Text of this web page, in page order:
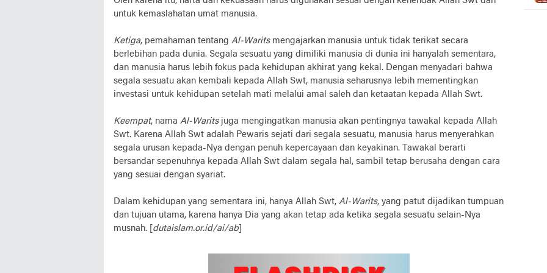
untuk kemaslahatan umat manusia.
Ketiga, pemahaman tentang Al-Waritsmengajarkan manusia untuk tidak terikat secara
berlebihan pada dunia. Segala sesuatu yang dimiliki manusia di dunia ini hanyalah sementara,
dan manusia harus lebih fokus pada kehidupan akhirat yang kekal. Dengan menyadari bahwa
segala sesuatu akan kembali kepada Allah Swt, manusia seharusnya lebih mementingkan
investasi untuk kehidupan setelah mati melalui amal saleh dan ketaatan kepada Allah Swt.
Keempat, nama Al-Waritsjuga mengingatkan manusia akan pentingnya tawakal kepada Allah
Swt. Karena Allah Swt adalah Pewaris sejati dari segala sesuatu, manusia harus menyerahkan
segala urusan kepada-Nya dengan penuh kepercayaan dan keyakinan. Tawakal berarti
bersandar sepenuhnya kepada Allah Swt dalam segala hal, sambil tetap berusaha dengan cara
yang sesuai dengan syariat.
Dalam kehidupan yang sementara ini, hanya Allah Swt, Al-Warits, yang patut dijadikan tumpuan
dan tujuan utama, karena hanya Dia yang akan tetap ada ketika segala sesuatu selain-Nya
musnah. [ dutaislam.or.id/ai/ab]